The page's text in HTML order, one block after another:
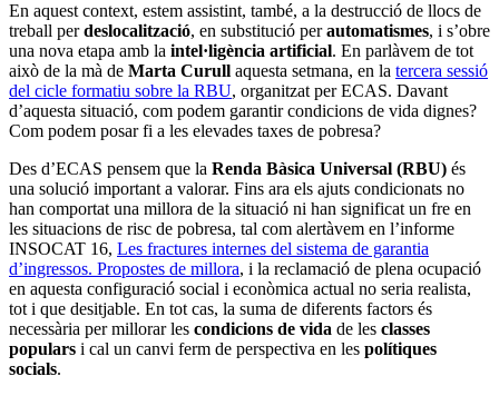
En aquest context, estem assistint, també, a la destrucció de llocs de
treball perdeslocalització, en substitució perautomatismes, i s’obre
una nova etapa amb la intel·ligència artificial. En parlàvem de tot
això de la mà de Marta Curull aquesta setmana, en la tercera sessió
del cicle formatiu sobre la RBU, organitzat per ECAS. Davant
d’aquesta situació, com podem garantir condicions de vida dignes?
Com podem posar fi a les elevades taxes de pobresa?
Des d’ECAS pensem que la Renda Bàsica Universal (RBU) és
una solució important a valorar. Fins ara els ajuts condicionats no
han comportat una millora de la situació ni han significat un fre en
les situacions de risc de pobresa, tal com alertàvem en l’informe
INSOCAT 16, Les fractures internes del sistema de garantia
d’ingressos. Propostes de millora, i la reclamació de plena ocupació
en aquesta configuració social i econòmica actual no seria realista,
tot i que desitjable. En tot cas, la suma de diferents factors és
necessària per millorar les condicions de vida de les classes
populars i cal un canvi ferm de perspectiva en les polítiques
socials.